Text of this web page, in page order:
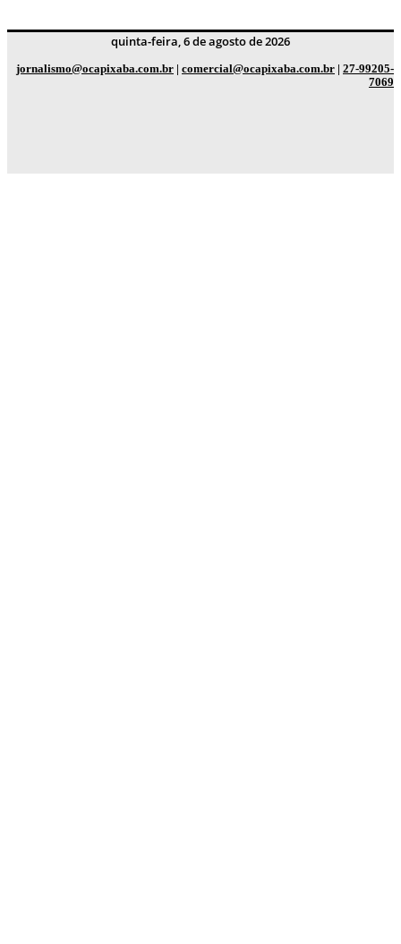
quinta-feira, 6 de agosto de 2026
jornalismo@ocapixaba.com.br | comercial@ocapixaba.com.br | 27-99205-
7069